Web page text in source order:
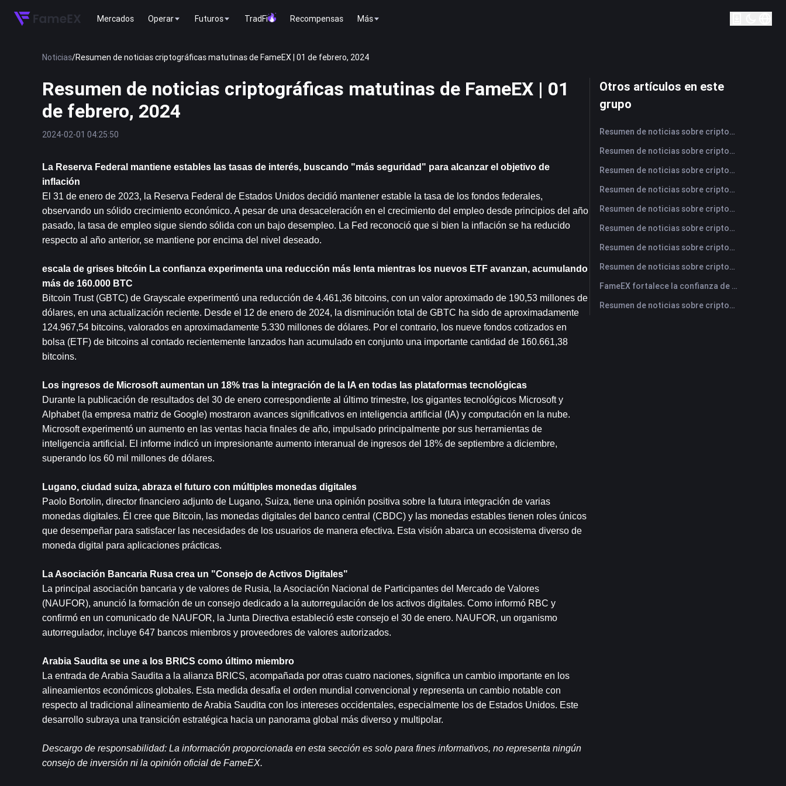
Mercados Operar Futuros TradFi Recompensas Más
Noticias/Resumen de noticias criptográficas matutinas de FameEX | 01 de febrero, 2024
Resumen de noticias criptográficas matutinas de FameEX | 01
de febrero, 2024
2024-02-01 04:25:50
La Reserva Federal mantiene estables las tasas de interés, buscando "más seguridad" para alcanzar el objetivo de
inflación
El 31 de enero de 2023, la Reserva Federal de Estados Unidos decidió mantener estable la tasa de los fondos federales,
observando un sólido crecimiento económico. A pesar de una desaceleración en el crecimiento del empleo desde principios del año
pasado, la tasa de empleo sigue siendo sólida con un bajo desempleo. La Fed reconoció que si bien la inflación se ha reducido
respecto al año anterior, se mantiene por encima del nivel deseado.
escala de grises bitcóin La confianza experimenta una reducción más lenta mientras los nuevos ETF avanzan, acumulando
más de 160.000 BTC
Bitcoin Trust (GBTC) de Grayscale experimentó una reducción de 4.461,36 bitcoins, con un valor aproximado de 190,53 millones de
dólares, en una actualización reciente. Desde el 12 de enero de 2024, la disminución total de GBTC ha sido de aproximadamente
124.967,54 bitcoins, valorados en aproximadamente 5.330 millones de dólares. Por el contrario, los nueve fondos cotizados en
bolsa (ETF) de bitcoins al contado recientemente lanzados han acumulado en conjunto una importante cantidad de 160.661,38
bitcoins.
Los ingresos de Microsoft aumentan un 18% tras la integración de la IA en todas las plataformas tecnológicas
Durante la publicación de resultados del 30 de enero correspondiente al último trimestre, los gigantes tecnológicos Microsoft y
Alphabet (la empresa matriz de Google) mostraron avances significativos en inteligencia artificial (IA) y computación en la nube.
Microsoft experimentó un aumento en las ventas hacia finales de año, impulsado principalmente por sus herramientas de
inteligencia artificial. El informe indicó un impresionante aumento interanual de ingresos del 18% de septiembre a diciembre,
superando los 60 mil millones de dólares.
Lugano, ciudad suiza, abraza el futuro con múltiples monedas digitales
Paolo Bortolin, director financiero adjunto de Lugano, Suiza, tiene una opinión positiva sobre la futura integración de varias
monedas digitales. Él cree que Bitcoin, las monedas digitales del banco central (CBDC) y las monedas estables tienen roles únicos
que desempeñar para satisfacer las necesidades de los usuarios de manera efectiva. Esta visión abarca un ecosistema diverso de
moneda digital para aplicaciones prácticas.
La Asociación Bancaria Rusa crea un "Consejo de Activos Digitales"
La principal asociación bancaria y de valores de Rusia, la Asociación Nacional de Participantes del Mercado de Valores
(NAUFOR), anunció la formación de un consejo dedicado a la autorregulación de los activos digitales. Como informó RBC y
confirmó en un comunicado de NAUFOR, la Junta Directiva estableció este consejo el 30 de enero. NAUFOR, un organismo
autorregulador, incluye 647 bancos miembros y proveedores de valores autorizados.
Arabia Saudita se une a los BRICS como úl timo miembro
La entrada de Arabia Saudita a la alianza BRICS, acompañada por otras cuatro naciones, significa un cambio importante en los
alineamientos económicos globales. Esta medida desafía el orden mundial convencional y representa un cambio notable con
respecto al tradicional alineamiento de Arabia Saudita con los intereses occidentales, especialmente los de Estados Unidos. Este
desarrollo subraya una transición estratégica hacia un panorama global más diverso y multipolar.
Descargo de responsabilidad: La información proporcionada en esta sección es solo para fines informativos, no representa ningún
consejo de inversión ni la opinión oficial de FameEX.
Otros artículos en este
grupo
Resumen de noticias sobre criptomonedas de FameEX de hoy | 7 de agosto de 2026
Resumen de noticias sobre criptomonedas de FameEX de hoy | 6 de agosto de 2026
Resumen de noticias sobre criptomonedas de FameEX de hoy | 5 de agosto de 2026
Resumen de noticias sobre criptomonedas de FameEX de hoy | 4 de agosto de 2026
Resumen de noticias sobre criptomonedas de FameEX de hoy | 3 de agosto de 2026
Resumen de noticias sobre criptomonedas de FameEX de hoy | 31 de julio de 2026
Resumen de noticias sobre criptomonedas de FameEX de hoy | 30 de julio de 2026
Resumen de noticias sobre criptomonedas de FameEX de hoy | 29 de julio de 2026
FameEX fortalece la confianza de los usuarios a través de ocho años de operaciones estables y crecimiento global
Resumen de noticias sobre criptomonedas de FameEX de hoy | 28 de julio de 2026